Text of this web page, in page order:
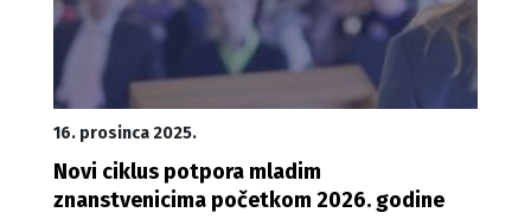
16. prosinca 2025.
Novi ciklus potpora mladim
znanstvenicima početkom 2026. godine